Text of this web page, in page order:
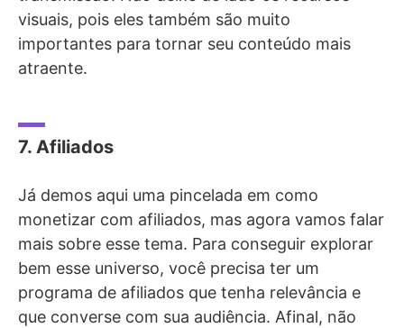
visuais, pois eles também são muito
importantes para tornar seu conteúdo mais
atraente.
7. Afiliados
Já demos aqui uma pincelada em como
monetizar com afiliados, mas agora vamos falar
mais sobre esse tema. Para conseguir explorar
bem esse universo, você precisa ter um
programa de afiliados que tenha relevância e
que converse com sua audiência. Afinal, não